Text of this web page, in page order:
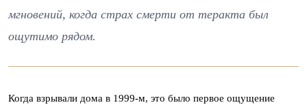
мгновений, когда страх смерти от теракта был
ощутимо рядом.
Когда взрывали дома в 1999-м, это было первое ощущение